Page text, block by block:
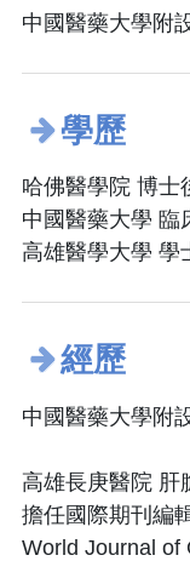
中國醫藥大學附
學歷
哈佛醫學院 博士
中國醫藥大學 臨
高雄醫學大學 學
經歷
中國醫藥大學附
高雄長庚醫院 肝
擔任國際期刊編
World Journal of